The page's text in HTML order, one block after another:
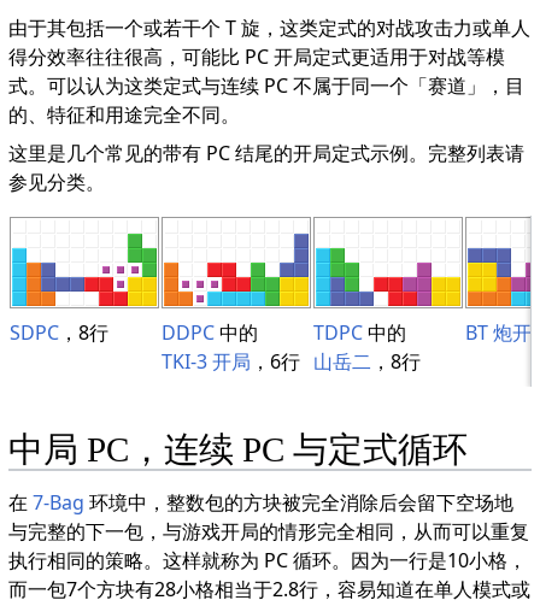
由于其包括一个或若干个 T 旋，这类定式的对战攻击力或单人
得分效率往往很高，可能比 PC 开局定式更适用于对战等模
式。可以认为这类定式与连续 PC 不属于同一个「赛道」，目
的、特征和用途完全不同。
这里是几个常见的带有 PC 结尾的开局定式示例。完整列表请
参见分类。
SDPC ，8行 DDPC中的
TKI-3 开局 ，6行
TDPC中的
山岳二 ，8行
BT 炮开
中局 PC，连续 PC 与定式循环
在7-Bag 环境中，整数包的方块被完全消除后会留下空场地
与完整的下一包，与游戏开局的情形完全相同，从而可以重复
执行相同的策略。这样就称为 PC 循环。因为一行是10小格，
而一包7个方块有28小格相当于2.8行，容易知道在单人模式或